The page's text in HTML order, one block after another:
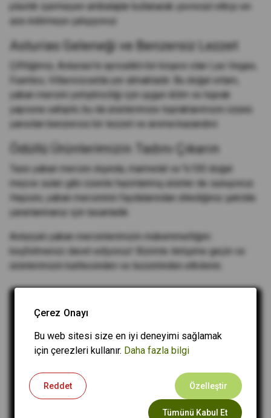
plastik içermeyen ambalajlar kullanarak çevresel etkiyi en
aza indirmeye çalışıyoruz.
Asturias Geleneği ve Benzersiz Lezzet
Çiftliğimiz, Asturias'ın ayrıcalıklı bir köşesi olan Las Vegas,
Fuentes, Villaviciosa'da yer almaktadır. Bu doğal ortam,
yaban mersini yetiştiriciliği için uygun iklim ve toprak
yapısına sahiptir, bu da ürünlerimize topraklarımızın özünü
yansıtan benzersiz bir lezzet ve aroma kazandırır.
Ödüllü Ürünlerimizin Tadını Çıkarın
Taze yaban mersini dışında, marmelat ve %100 doğal
meyve suları gibi özenle hazırlanmış ürünler de sunuyoruz.
Hepsini, yaban mersininin faydalarından dilediğiniz şekilde
yararlanmanız için tasarladık.
Asturyalı yaban mersinlerimizin mükemmelliğini
keşfetmenizi davet ediyoruz! Bizimle iletişime geçin ve
ürünlerimizin kalitesinden ve lezzetinden etkilenin.
Çerez Onayı
Bu web sitesi size en iyi deneyimi sağlamak
için çerezleri kullanır. Daha fazla bilgi
Reddet Özelleştir
Tümünü Kabul Et